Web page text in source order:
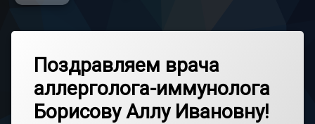
Поздравляем врача
аллерголога-иммунолога
Борисову Аллу Ивановну!